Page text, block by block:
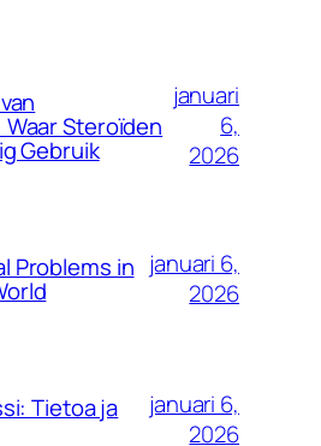
Steroïden
Gebruik
januari
6,
2026
Problems in januari 6,
2026
Tietoa ja
januari 6,
2026